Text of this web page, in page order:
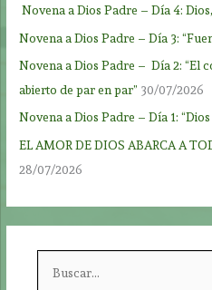
Novena a Dios Padre – Día 4:
Novena a Dios Padre – Día 3:
Novena a Dios Padre – Día 2: “El
abierto de par en par” 30/07/2026
Novena a Dios Padre – Día 1: “Dios
EL AMOR DE DIOS ABARCA A
28/07/2026